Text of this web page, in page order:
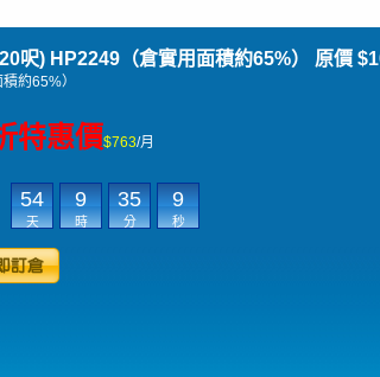
呎) HP2249（倉實用面積約65%） 原價
約65%）
特惠價$763/月
54
天
9
時
35
分
9
秒